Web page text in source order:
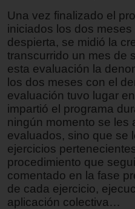
Una vez finalizado el
iniciados los dos
despierta, se midió la
transcurrido un mes de
esta evaluación la
los dos meses con el
evaluación tuvo lugar
impartió el programa
ningún momento se les
evaluados, sino que se
ejercicios
procedimiento que
comentado en la fase
de cada ejercicio,
aplicación colectiva…